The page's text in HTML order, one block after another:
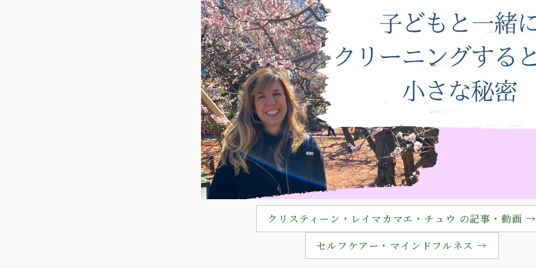
クリスティーン・レイマカマエ・チュウ の記事・動画 →
セルフケアー・マインドフルネス →